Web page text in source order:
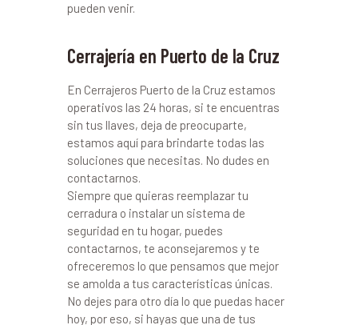
pueden venir.
Cerrajería en Puerto de la Cruz
En Cerrajeros Puerto de la Cruz estamos
operativos las 24 horas, si te encuentras
sin tus llaves, deja de preocuparte,
estamos aquí para brindarte todas las
soluciones que necesitas. No dudes en
contactarnos.
Siempre que quieras reemplazar tu
cerradura o instalar un sistema de
seguridad en tu hogar, puedes
contactarnos, te aconsejaremos y te
ofreceremos lo que pensamos que mejor
se amolda a tus características únicas.
No dejes para otro día lo que puedas hacer
hoy, por eso, si hayas que una de tus